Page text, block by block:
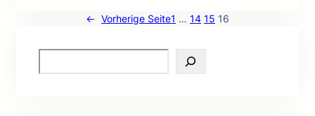
← Vorherige Seite1 … 14 15 16
e